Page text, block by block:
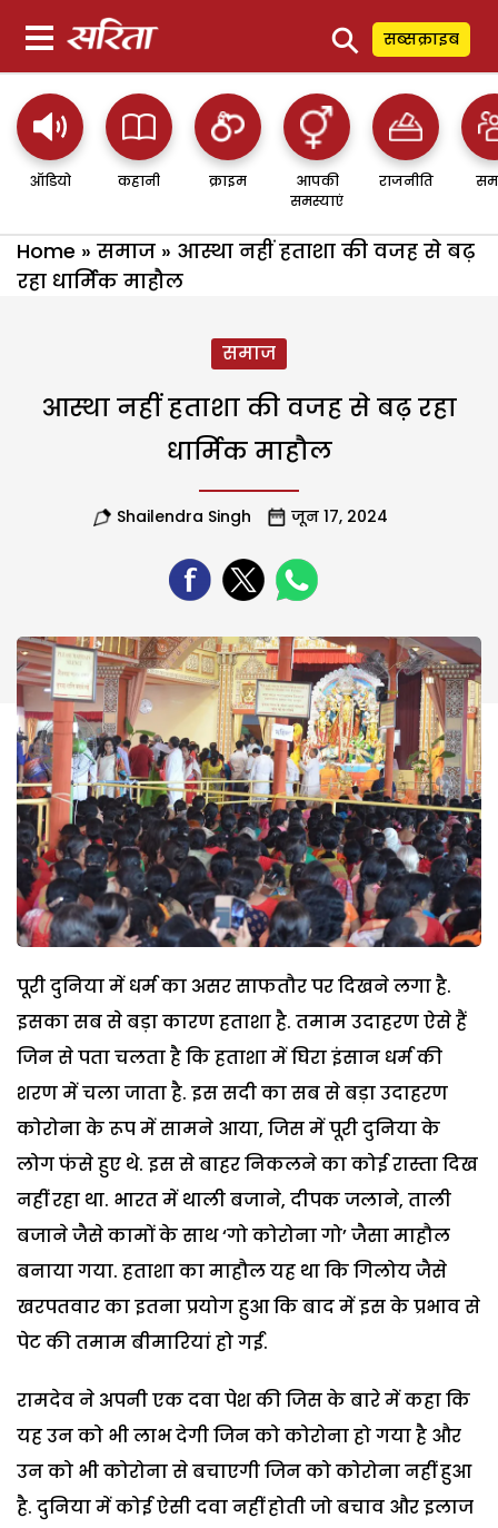
⚲ सब्सक्राइब
ऑडियो कहानी क्राइम
आपकी
समस्याएं
राजनीति
Home » समाज » आस्था नहीं हताशा की वजह से बढ़
रहा धार्मिक माहौल
समाज
आस्था नहीं हताशा की वजह से बढ़ रहा
धार्मिक माहौल
Shailendra Singh जून 17, 2024
पूरी दुनिया में धर्म का असर साफतौर पर दिखने लगा है.
इसका सब से बड़ा कारण हताशा है. तमाम उदाहरण ऐसे हैं
जिन से पता चलता है कि हताशा में घिरा इंसान धर्म की
शरण में चला जाता है. इस सदी का सब से बड़ा उदाहरण
कोरोना के रूप में सामने आया, जिस में पूरी दुनिया के
लोग फंसे हुए थे. इस से बाहर निकलने का कोई रास्ता दिख
नहीं रहा था. भारत में थाली बजाने, दीपक जलाने, ताली
बजाने जैसे कामों के साथ ‘गो कोरोना गो’ जैसा माहौल
बनाया गया. हताशा का माहौल यह था कि गिलोय जैसे
खरपतवार का इतना प्रयोग हुआ कि बाद में इस के प्रभाव से
पेट की तमाम बीमारियां हो गईं.
रामदेव ने अपनी एक दवा पेश की जिस के बारे में कहा कि
यह उन को भी लाभ देगी जिन को कोरोना हो गया है और
उन को भी कोरोना से बचाएगी जिन को कोरोना नहीं हुआ
है. दुनिया में कोई ऐसी दवा नहीं होती जो बचाव और इलाज